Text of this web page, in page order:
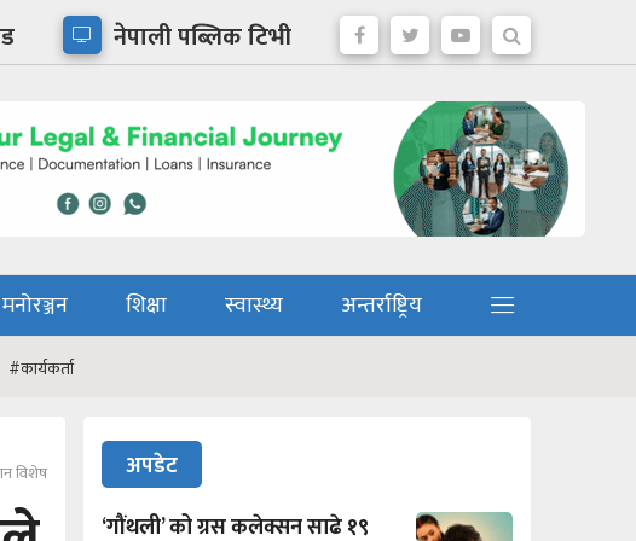
नेपाली पब्लिक टिभी
शिक्षा स्वास्थ्य
अन्तर्राष्ट्रिय
#कार्यकर्ता
विशेष
अपडेट
‘गौंथली’ को ग्रस कलेक्सन साढे १९